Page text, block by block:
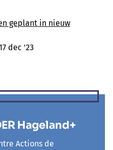
geplant in nieuw
dec '23
Hageland+
Actions de